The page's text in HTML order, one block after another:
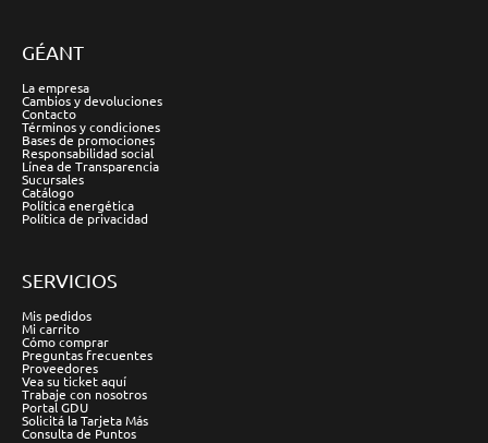
GÉANT
La empresa
Cambios y devoluciones
Contacto
Términos y condiciones
Bases de promociones
Responsabilidad social
Línea de Transparencia
Sucursales
Catálogo
Política energética
Política de privacidad
SERVICIOS
Mis pedidos
Mi carrito
Cómo comprar
Preguntas frecuentes
Proveedores
Vea su ticket aquí
Trabaje con nosotros
Portal GDU
Solicitá la Tarjeta Más
Consulta de Puntos